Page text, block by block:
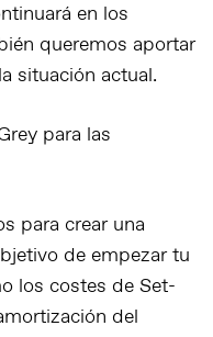
en los
queremos aportar
situación actual.
para las
para crear una
de empezar tu
los costes de Set-
del